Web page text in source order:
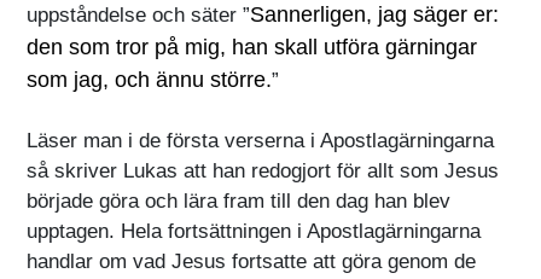
uppståndelse och säter ”Sannerligen, jag säger er:
den som tror på mig, han skall utföra gärningar
som jag, och ännu större.”
Läser man i de första verserna i Apostlagärningarna
så skriver Lukas att han redogjort för allt som Jesus
började göra och lära fram till den dag han blev
upptagen. Hela fortsättningen i Apostlagärningarna
handlar om vad Jesus fortsatte att göra genom de